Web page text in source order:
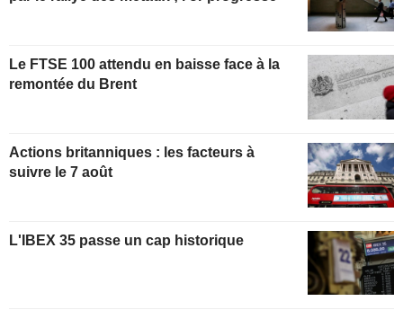
Le FTSE 100 attendu en baisse face à la
remontée du Brent
Actions britanniques : les facteurs à
suivre le 7 août
L'IBEX 35 passe un cap historique